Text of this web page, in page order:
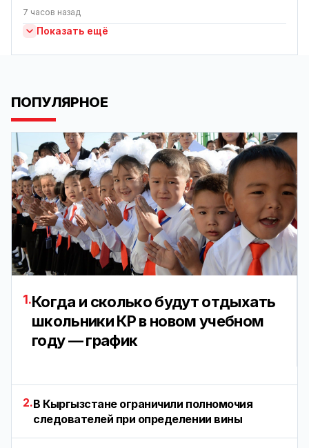
7 часов назад
Показать ещё
ПОПУЛЯРНОЕ
1.Когда и сколько будут отдыхать
школьники КР в новом учебном
году — график
2.В Кыргызстане ограничили полномочия
следователей при определении вины